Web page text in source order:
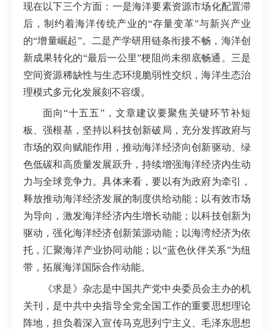
现在以下三个方面：一是海洋要素资源市场化配置滞
后，制约着海洋传统产业的“存量变革”与新兴产业
的“增量崛起”。二是产学研用链条衔接不畅，海洋创
新成果转化的“最后一公里”梗阻尚未彻底畅通。三是
空间资源稀缺性与生态环境脆弱性交织，海洋生态治
理模式多元化发展刻不容缓。
面向“十五五”，文章建议要聚焦关键环节补短
板、强根基，坚持以科技创新破局，充分发挥政府与
市场的双向赋能作用，推动海洋经济向创新驱动、绿
色低碳和高质量发展跃升，持续增强海洋经济内生动
力与全球竞争力。具体来看，要以有为政府为牵引，
释放推动海洋经济发展的制度供给动能；以有效市场
为导向，激发海洋经济内生增长动能；以科技创新为
驱动，强化海洋经济创新策源动能；以海湾经济为依
托，汇聚海洋产业协同动能；以“蓝色伙伴关系”为纽
带，拓展海洋国际合作动能。
《求是》杂志是中国共产党中央委员会主办的机
关刊，是中共中央指导全党全国工作的重要思想理论
阵地，担负着深入宣传马克思列宁主义、毛泽东思想